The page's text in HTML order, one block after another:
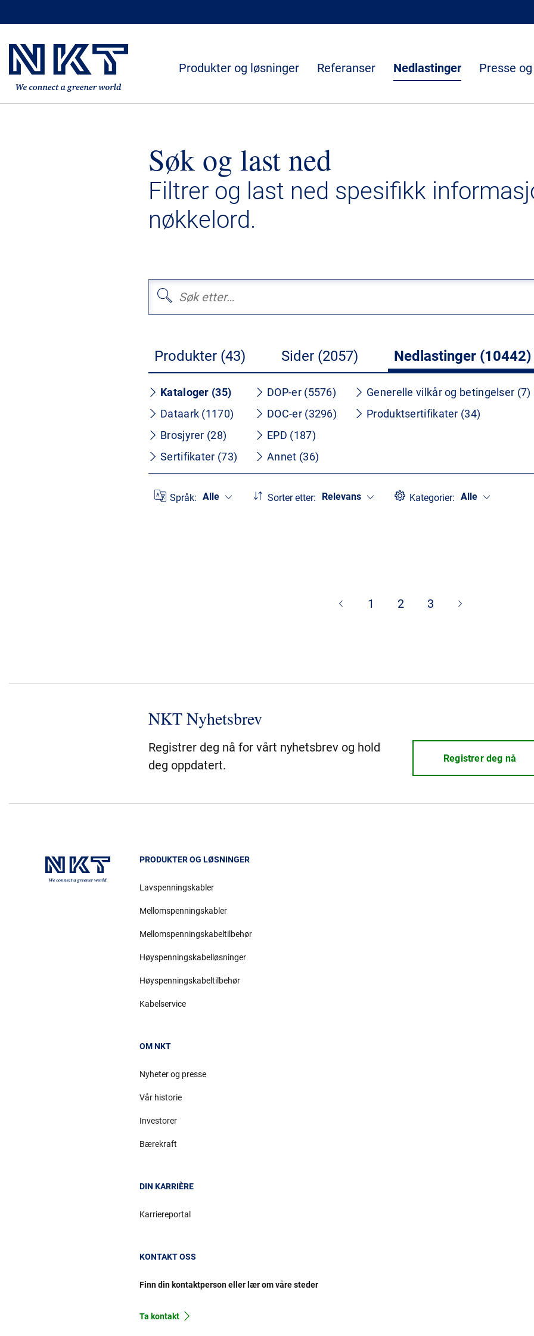
Produkter og løsninger Referanser Nedlastinger Presse
Søk og last ned
Filtrer og last ned spesifikk
nøkkelord.
Produkter (43) Sider (2057) Nedlastinger (10442)
Kataloger (35)
Dataark (1170)
Brosjyrer (28)
Sertifikater (73)
DOP-er (5576)
DOC-er (3296)
EPD (187)
Annet (36)
Generelle vilkår og betingelser (7)
Produktsertifikater (34)
Språk: Alle Sorter etter: Relevans Kategorier: Alle
1 2 3
NKT Nyhetsbrev
Registrer deg nå for vårt nyhetsbrev og hold
deg oppdatert.
Registrer deg nå
PRODUKTER OG LØSNINGER
Lavspenningskabler
Mellomspenningskabler
Mellomspenningskabeltilbehør
Høyspenningskabelløsninger
Høyspenningskabeltilbehør
Kabelservice
OM NKT
Nyheter og presse
Vår historie
Investorer
Bærekraft
DIN KARRIÈRE
Karriereportal
KONTAKT OSS
Finn din kontaktperson eller lær om våre steder
Ta kontakt